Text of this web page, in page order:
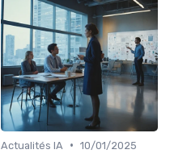
Actualités IA • 10/01/2025